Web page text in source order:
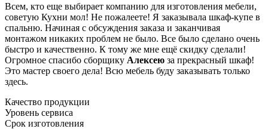
Всем, кто еще выбирает компанию для изготовления мебели,
советую Кухни мол! Не пожалеете! Я заказывала шкаф-купе в
спальню. Начиная с обсуждения заказа и заканчивая
монтажом никаких проблем не было. Все было сделано очень
быстро и качественно. К тому же мне ещё скидку сделали!
Огромное спасибо сборщику Алексею за прекрасный шкаф!
Это мастер своего дела! Всю мебель буду заказывать только
здесь.
Качество продукции
Уровень сервиса
Срок изготовления